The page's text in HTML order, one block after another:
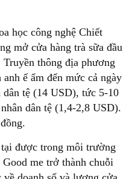
học công nghệ Chiết
mở cửa hàng trà sữa đầu
thông địa phương
ế ẩm đến mức cả ngày
dân tệ (14 USD), tức 5-10
dân tệ (1,4-2,8 USD).
được trong môi trường
me trở thành chuỗi